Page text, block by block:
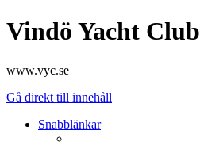
Vindö Yacht Club
www.vyc.se
Gå direkt till innehåll
Snabblänkar